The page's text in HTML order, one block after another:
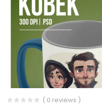
( 0 reviews )